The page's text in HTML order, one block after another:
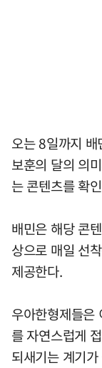
오는 8일까지
보훈의 달의 의
는 콘텐츠를 확
배민은 해당 콘
상으로 매일 선
제공한다.
우아한형제들은
를 자연스럽게
되새기는 계기